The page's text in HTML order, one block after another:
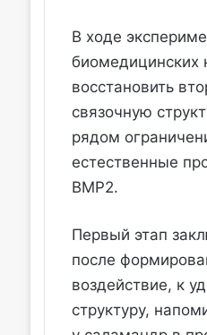
В ходе
биомедицинских
восстановить
связочную
рядом
естественные
BMP2.
Первый этап
после
воздействие, к
структуру,